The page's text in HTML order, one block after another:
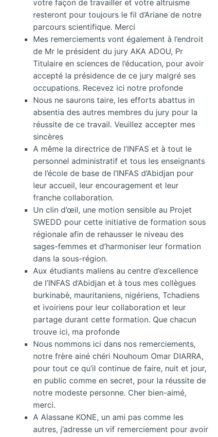
votre façon de travailler et votre altruisme
resteront pour toujours le fil d’Ariane de notre
parcours scientifique. Merci
Mes remerciements vont également à l’endroit
de Mr le président du jury AKA ADOU, Pr
Titulaire en sciences de l’éducation, pour avoir
accepté la présidence de ce jury malgré ses
occupations. Recevez ici notre profonde
Nous ne saurons taire, les efforts abattus in
absentia des autres membres du jury pour la
réussite de ce travail. Veuillez accepter mes
sincères
A même la directrice de l’INFAS et à tout le
personnel administratif et tous les enseignants
de l’école de base de l’INFAS d’Abidjan pour
leur accueil, leur encouragement et leur
franche collaboration.
Un clin d’œil, une motion sensible au Projet
SWEDD pour cette initiative de formation sous
régionale afin de rehausser le niveau des
sages-femmes et d’harmoniser leur formation
dans la sous-région.
Aux étudiants maliens au centre d’excellence
de l’INFAS d’Abidjan et à tous mes collègues
burkinabè, mauritaniens, nigériens, Tchadiens
et ivoiriens pour leur collaboration et leur
partage durant cette formation. Que chacun
trouve ici, ma profonde
Nous nommons ici dans nos remerciements,
notre frère ainé chéri Nouhoum Omar DIARRA,
pour tout ce qu’il continue de faire, nuit et jour,
en public comme en secret, pour la réussite de
notre modeste personne. Cher bien-aimé,
merci.
A Alassane KONE, un ami pas comme les
autres, j’adresse un vif remerciement pour avoir